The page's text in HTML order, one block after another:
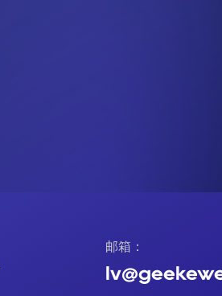
邮箱：